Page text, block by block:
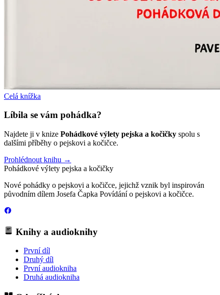
Celá knížka
Líbila se vám pohádka?
Najdete ji v knize Pohádkové výlety pejska a kočičky spolu s
dalšími příběhy o pejskovi a kočičce.
Prohlédnout knihu →
Pohádkové výlety pejska a kočičky
Nové pohádky o pejskovi a kočičce, jejichž vznik byl inspirován
původním dílem Josefa Čapka Povídání o pejskovi a kočičce.
Knihy a audioknihy
První díl
Druhý díl
První audiokniha
Druhá audiokniha